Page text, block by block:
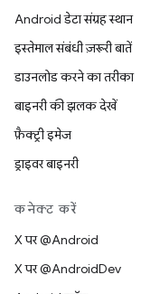
Android डेटा संग्रह स्थान
इस्तेमाल संबंधी ज़रूरी बातें
डाउनलोड करने का तरीका
बाइनरी की झलक देखें
फ़ैक्ट्री इमेज
ड्राइवर बाइनरी
कनेक्ट करें
X पर @Android
X पर @AndroidDev